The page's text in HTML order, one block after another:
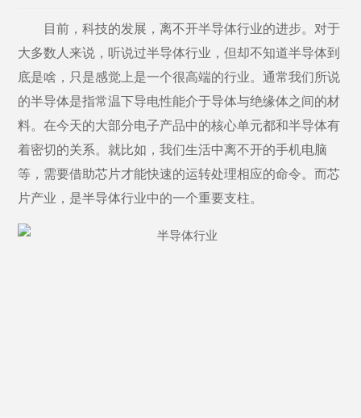
目前，科技的发展，离不开半导体行业的进步。对于
大多数人来说，听说过半导体行业，但却不知道半导体到
底是啥，只是感觉上是一个很高端的行业。通常我们所说
的半导体是指常温下导电性能介于导体与绝缘体之间的材
料。在今天的大部分电子产品中的核心单元都和半导体有
着密切的关系。就比如，我们生活中离不开的手机电脑
等，需要借助芯片才能快速的运转处理相应的命令。而芯
片产业，是半导体行业中的一个重要支柱。